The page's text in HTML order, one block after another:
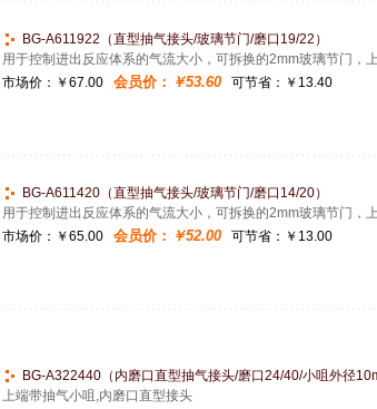
BG-A611922（直型抽气接头/玻璃节门/磨口19/22）
用于控制进出反应体系的气流大小，可拆换的2mm玻璃节门，
市场价： ￥67.00 会员价： ￥53.60 可节省：￥13.40
BG-A611420（直型抽气接头/玻璃节门/磨口14/20）
用于控制进出反应体系的气流大小，可拆换的2mm玻璃节门，
市场价： ￥65.00 会员价： ￥52.00 可节省：￥13.00
BG-A322440（内磨口直型抽气接头/磨口24/40/小咀外径
上端带抽气小咀,内磨口直型接头